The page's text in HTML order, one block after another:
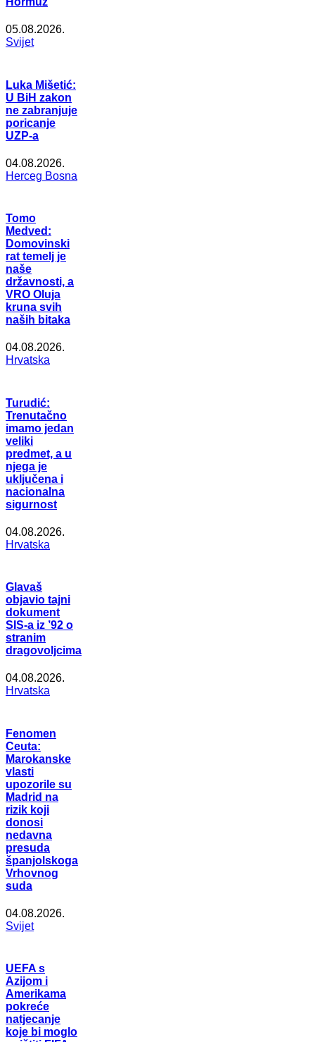
05.08.2026.
Svijet
Luka Mišetić:
U BiH zakon
ne zabranjuje
poricanje
UZP-a
04.08.2026.
Herceg Bosna
Tomo
Medved:
Domovinski
rat temelj je
naše
državnosti, a
VRO Oluja
kruna svih
naših bitaka
04.08.2026.
Hrvatska
Turudić:
Trenutačno
imamo jedan
veliki
predmet, a u
njega je
uključena i
nacionalna
sigurnost
04.08.2026.
Hrvatska
Glavaš
objavio tajni
dokument
SIS-a iz ’92 o
stranim
dragovoljcima
04.08.2026.
Hrvatska
Fenomen
Ceuta:
Marokanske
vlasti
upozorile su
Madrid na
rizik koji
donosi
nedavna
presuda
španjolskoga
Vrhovnog
suda
04.08.2026.
Svijet
UEFA s
Azijom i
Amerikama
pokreće
natjecanje
koje bi moglo